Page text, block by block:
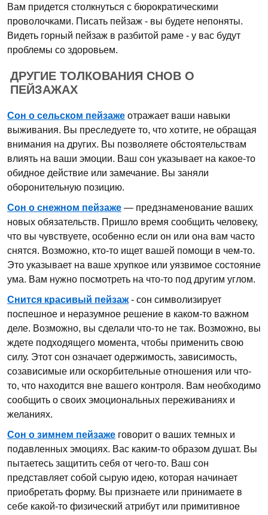
Вам придется столкнуться с бюрократическими
проволочками. Писать пейзаж - вы будете непоняты.
Видеть горный пейзаж в разбитой раме - у вас будут
проблемы со здоровьем.
ДРУГИЕ ТОЛКОВАНИЯ СНОВ О
ПЕЙЗАЖАХ
Сон о сельском пейзаже отражает ваши навыки
выживания. Вы преследуете то, что хотите, не обращая
внимания на других. Вы позволяете обстоятельствам
влиять на ваши эмоции. Ваш сон указывает на какое-то
обидное действие или замечание. Вы заняли
оборонительную позицию.
Сон о снежном пейзаже — предзнаменование ваших
новых обязательств. Пришло время сообщить человеку,
что вы чувствуете, особенно если он или она вам часто
снятся. Возможно, кто-то ищет вашей помощи в чем-то.
Это указывает на ваше хрупкое или уязвимое состояние
ума. Вам нужно посмотреть на что-то под другим углом.
Снится красивый пейзаж- сон символизирует
поспешное и неразумное решение в каком-то важном
деле. Возможно, вы сделали что-то не так. Возможно, вы
ждете подходящего момента, чтобы применить свою
силу. Этот сон означает одержимость, зависимость,
созависимые или оскорбительные отношения или что-
то, что находится вне вашего контроля. Вам необходимо
сообщить о своих эмоциональных переживаниях и
желаниях.
Сон о зимнем пейзаже говорит о ваших темных и
подавленных эмоциях. Вас каким-то образом душат. Вы
пытаетесь защитить себя от чего-то. Ваш сон
представляет собой сырую идею, которая начинает
приобретать форму. Вы признаете или принимаете в
себе какой-то физический атрибут или примитивное